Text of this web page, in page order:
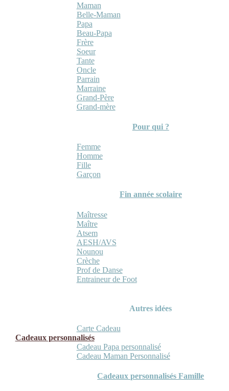
Maman
Belle-Maman
Papa
Beau-Papa
Frère
Soeur
Tante
Oncle
Parrain
Marraine
Grand-Père
Grand-mère
Pour qui ?
Femme
Homme
Fille
Garçon
Fin année scolaire
Maîtresse
Maître
Atsem
AESH/AVS
Nounou
Crèche
Prof de Danse
Entraineur de Foot
Autres idées
Carte Cadeau
Cadeaux personnalisés
Cadeau Papa personnalisé
Cadeau Maman Personnalisé
Cadeaux personnalisés Famille